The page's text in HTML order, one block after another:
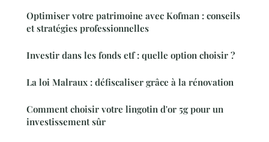
Optimiser votre patrimoine avec Kofman : conseils
et stratégies professionnelles
Investir dans les fonds etf : quelle option choisir ?
La loi Malraux : défiscaliser grâce à la rénovation
Comment choisir votre lingotin d'or 5g pour un
investissement sûr